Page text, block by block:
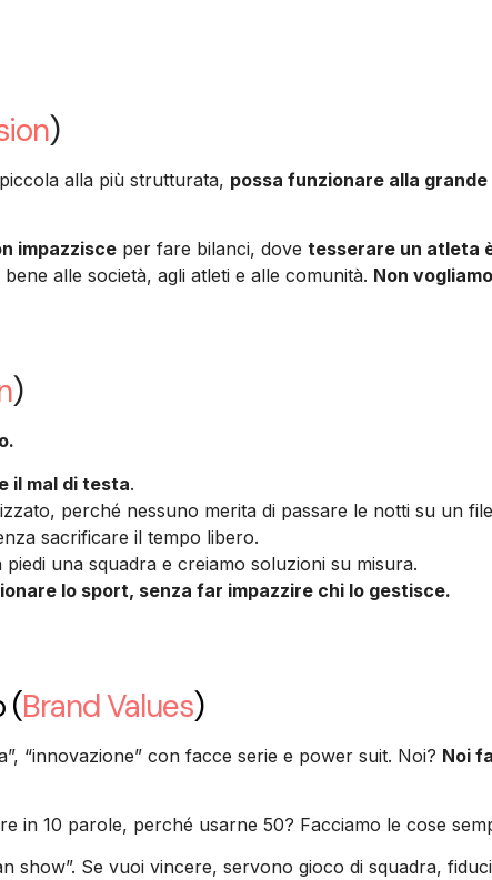
)
alla più strutturata, possa funzionare alla
impazzisce per fare bilanci, dove tesserare un atleta
alle società, agli atleti e alle comunità. Non
)
il mal di testa.
perché nessuno merita di passare le notti su un
sacrificare il tempo libero.
una squadra e creiamo soluzioni su misura.
lo sport, senza far impazzire chi lo gestisce.
(Brand Values)
“innovazione” con facce serie e power suit. Noi? Noi
in 10 parole, perché usarne 50? Facciamo le cose
show”. Se vuoi vincere, servono gioco di squadra,